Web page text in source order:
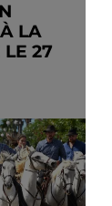
LA
LE 27